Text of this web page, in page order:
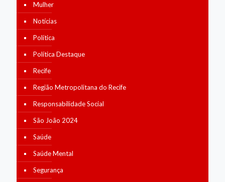
Mulher
Notícias
Política
Política Destaque
Recife
Região Metropolitana do Recife
Responsabilidade Social
São João 2024
Saúde
Saúde Mental
Segurança